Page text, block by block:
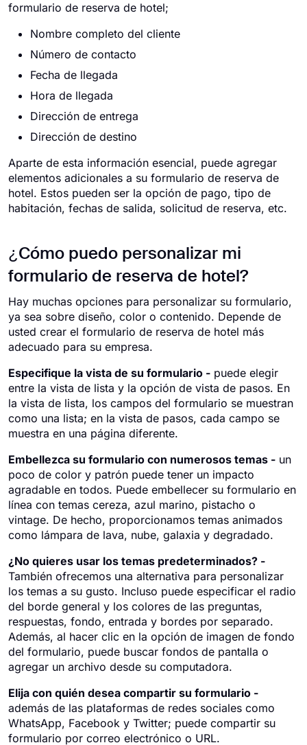
formulario de reserva de hotel;
Nombre completo del cliente
Número de contacto
Fecha de llegada
Hora de llegada
Dirección de entrega
Dirección de destino
Aparte de esta información esencial, puede agregar
elementos adicionales a su formulario de reserva de
hotel. Estos pueden ser la opción de pago, tipo de
habitación, fechas de salida, solicitud de reserva, etc.
¿Cómo puedo personalizar mi
formulario de reserva de hotel?
Hay muchas opciones para personalizar su formulario,
ya sea sobre diseño, color o contenido. Depende de
usted crear el formulario de reserva de hotel más
adecuado para su empresa.
Especifique la vista de su formulario - puede elegir
entre la vista de lista y la opción de vista de pasos. En
la vista de lista, los campos del formulario se muestran
como una lista; en la vista de pasos, cada campo se
muestra en una página diferente.
Embellezca su formulario con numerosos temas - un
poco de color y patrón puede tener un impacto
agradable en todos. Puede embellecer su formulario en
línea con temas cereza, azul marino, pistacho o
vintage. De hecho, proporcionamos temas animados
como lámpara de lava, nube, galaxia y degradado.
¿No quieres usar los temas predeterminados? -
También ofrecemos una alternativa para personalizar
los temas a su gusto. Incluso puede especificar el radio
del borde general y los colores de las preguntas,
respuestas, fondo, entrada y bordes por separado.
Además, al hacer clic en la opción de imagen de fondo
del formulario, puede buscar fondos de pantalla o
agregar un archivo desde su computadora.
Elija con quién desea compartir su formulario -
además de las plataformas de redes sociales como
WhatsApp, Facebook y Twitter; puede compartir su
formulario por correo electrónico o URL.